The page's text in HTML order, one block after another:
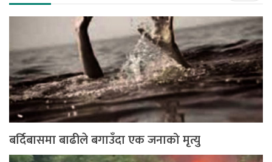
बर्दिबासमा बाढीले बगाउँदा एक जनाको मृत्यु